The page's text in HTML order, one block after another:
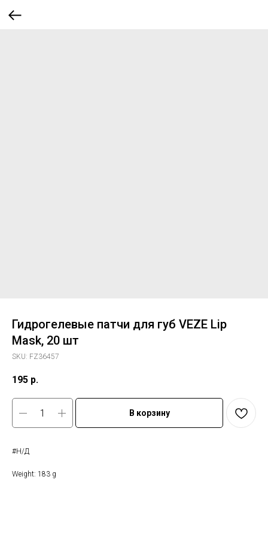
Гидрогелевые патчи для губ VEZE Lip
Mask, 20 шт
SKU: FZ36457
195 р.
В корзину
#Н/Д
Weight: 183 g